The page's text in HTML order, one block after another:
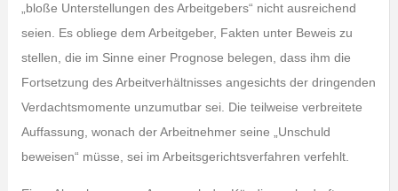
„bloße Unterstellungen des Arbeitgebers“ nicht ausreichend
seien. Es obliege dem Arbeitgeber, Fakten unter Beweis zu
stellen, die im Sinne einer Prognose belegen, dass ihm die
Fortsetzung des Arbeitverhältnisses angesichts der dringenden
Verdachtsmomente unzumutbar sei. Die teilweise verbreitete
Auffassung, wonach der Arbeitnehmer seine „Unschuld
beweisen“ müsse, sei im Arbeitsgerichtsverfahren verfehlt.